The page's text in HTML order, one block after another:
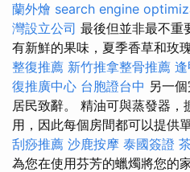
蘭外燴 search engine
灣設立公司 最後但並非最不重
有新鮮的果味，夏季香草和玫
整復推薦 新竹推拿整骨推薦
復推廣中心 台胞證台中 另一
居民致辭。 精油可與蒸發器，
用，因此每個房間都可以提供
刮痧推薦 沙鹿按摩 泰國簽證
為您在使用芬芳的蠟燭將您的